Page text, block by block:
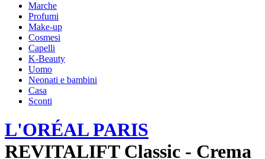
Marche
Profumi
Make-up
Cosmesi
Capelli
K-Beauty
Uomo
Neonati e bambini
Casa
Sconti
L'ORÉAL PARIS
REVITALIFT Classic - Crema